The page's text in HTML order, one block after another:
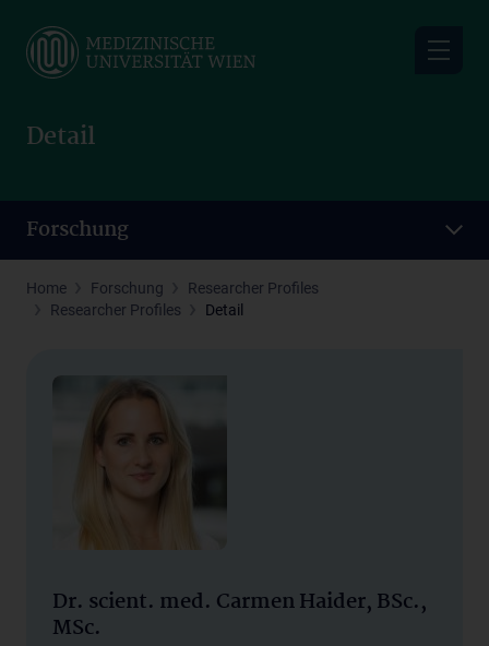
main
Detail
Forschung
Home Forschung
Researcher Profiles
Researcher Profiles
Detail
Dr. scient. med. Carmen Haider, BSc.,
MSc.